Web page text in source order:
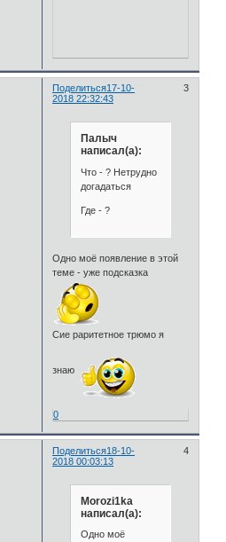
Поделиться 3
17-10-
2018 22:32:43
Палыч
написал(а):
Что - ? Нетрудно
догадаться
Где - ?
Одно моё появление в этой
теме - уже подсказка
Сие раритетное трюмо я
знаю
0
Поделиться 4
18-10-
2018 00:03:13
Morozi1ka
написал(а):
Одно моё